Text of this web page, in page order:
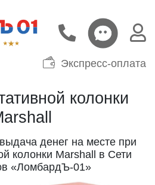
Экспресс-оплата
колонки
денег на месте при
колонки Marshall в Сети
«ЛомбардЪ-01»